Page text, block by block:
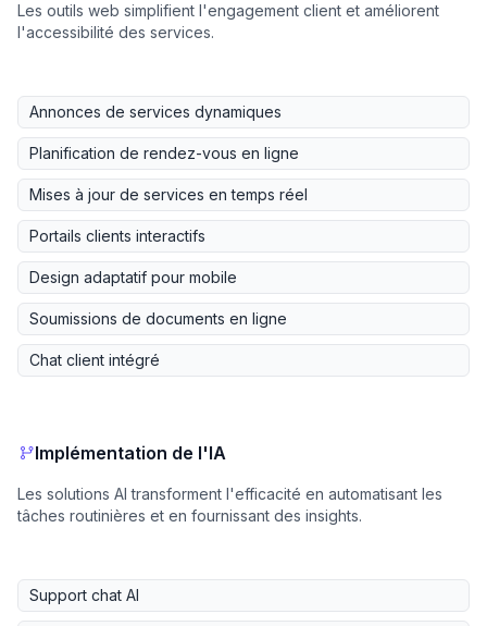
Les outils web simplifient l'engagement client et améliorent
l'accessibilité des services.
Annonces de services dynamiques
Planification de rendez-vous en ligne
Mises à jour de services en temps réel
Portails clients interactifs
Design adaptatif pour mobile
Soumissions de documents en ligne
Chat client intégré
Implémentation de l'IA
Les solutions AI transforment l'efficacité en automatisant les
tâches routinières et en fournissant des insights.
Support chat AI